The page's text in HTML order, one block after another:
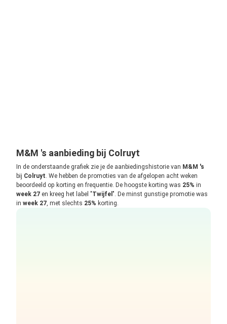
M&M 's aanbieding bij Colruyt
In de onderstaande grafiek zie je de aanbiedingshistorie van M&M 's
bij Colruyt. We hebben de promoties van de afgelopen acht weken
beoordeeld op korting en frequentie. De hoogste korting was 25% in
week 27 en kreeg het label "Twijfel ". De minst gunstige promotie was
in week 27, met slechts 25% korting.